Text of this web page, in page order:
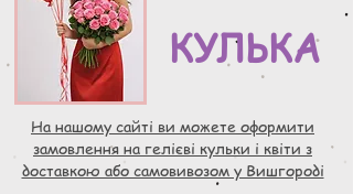
КУЛЬКА
На нашому сайті ви можете оформити
замовлення на гелієві кульки і квіти з
доставкою або самовивозом у Вишгороді